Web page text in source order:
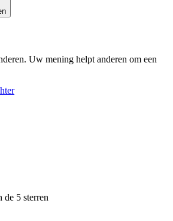
Uw mening helpt anderen om een
de 5 sterren